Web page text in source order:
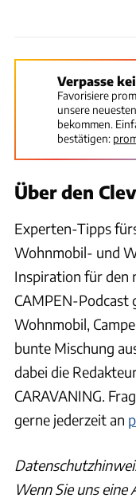
Verpasse
Favorisiere
unsere
bekommen.
bestätigen:
Über den
Experten-Tipps
Wohnmobil- und
Inspiration für den
CAMPEN-Podcast
Wohnmobil,
bunte Mischung
dabei die
CARAVANING.
gerne jederzeit an
Wenn Sie uns eine